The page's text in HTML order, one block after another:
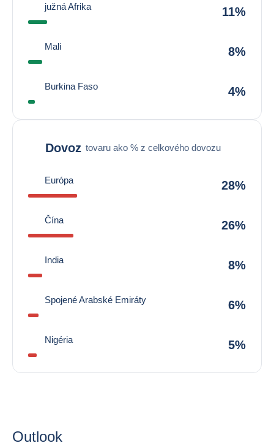
južná Afrika 11%
Mali 8%
Burkina Faso 4%
Dovoz tovaru ako % z celkového dovozu
Európa 28%
Čína 26%
India 8%
Spojené Arabské Emiráty 6%
Nigéria 5%
Outlook